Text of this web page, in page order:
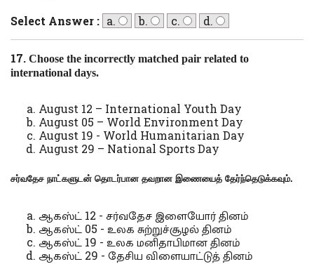
Select Answer : a. b. c. d.
17.Choose the incorrectly matched pair related to
international days.
August 12 – International Youth Day
August 05 – World Environment Day
August 19 - World Humanitarian Day
August 29 – National Sports Day
சர்வதேச நாட்களுடன் தொடர்பான தவறான இணையைத் தேர்ந்தெடுக்கவும்.
ஆகஸ்ட் 12 - சர்வதேச இளையோர் தினம்
ஆகஸ்ட் 05 - உலக சுற்றுச்சூழல் தினம்
ஆகஸ்ட் 19 - உலக மனிதாபிமான தினம்
ஆகஸ்ட் 29 - தேசிய விளையாட்டுத் தினம்